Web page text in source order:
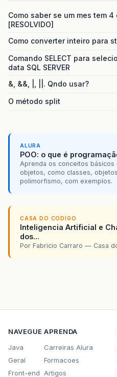
Como saber se um mes tem 4
[RESOLVIDO]
Como converter inteiro para
Comando SELECT para
data SQL SERVER
&, &&, |, ||. Qndo usar?
O método split
ALURA
POO: o que é
Aprenda os conceitos básicos
objetos, como classes,
polimorfismo, com exemplos.
CASA DO CODIGO
Inteligencia Artificial e
dos...
Por Fabricio Carraro — Casa
NAVEGUE
Java
Geral
Front-end
APRENDA
Carreiras Alura
Formacoes
Artigos